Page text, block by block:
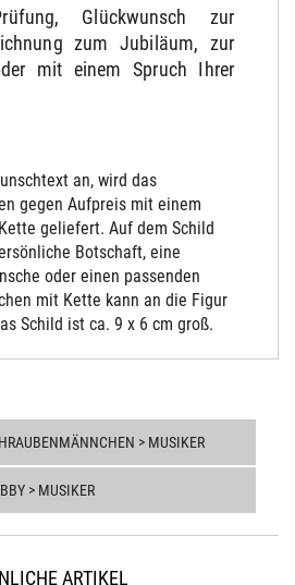
Glückwunsch zur
zum Jubiläum, zur
mit einem Spruch Ihrer
an, wird das
gegen Aufpreis mit einem
geliefert. Auf dem Schild
Botschaft, eine
oder einen passenden
mit Kette kann an die Figur
Schild ist ca. 9 x 6 cm groß.
> MUSIKER
> MUSIKER
ARTIKEL